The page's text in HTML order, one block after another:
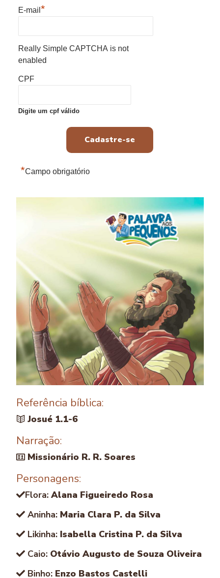
E-mail *
Really Simple CAPTCHA is not
enabled
CPF
Digite um cpf válido
*Campo obrigatório
Referência bíblica:
Josué 1.1-6
Narração:
Missionário R. R. Soares
Personagens:
Flora:Alana Figueiredo Rosa
Aninha: Maria Clara P. da Silva
Likinha: Isabella Cristina P. da Silva
Caio: Otávio Augusto de Souza Oliveira
Binho: Enzo Bastos Castelli